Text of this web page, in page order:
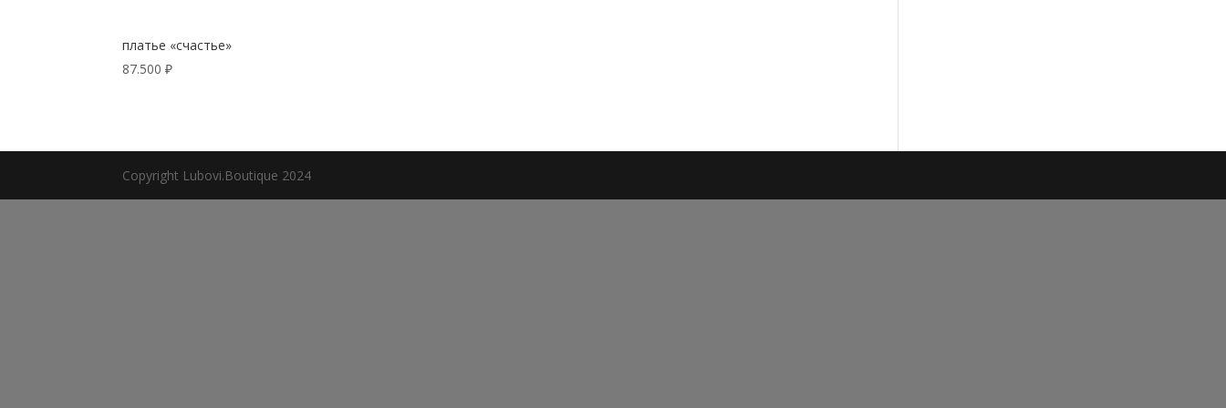
платье «счастье»
87.500₽
Copyright Lubovi.Boutique 2024